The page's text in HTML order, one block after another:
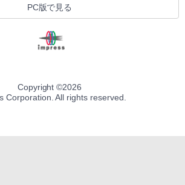
PC版で見る
Copyright ©2026
Corporation. All rights reserved.